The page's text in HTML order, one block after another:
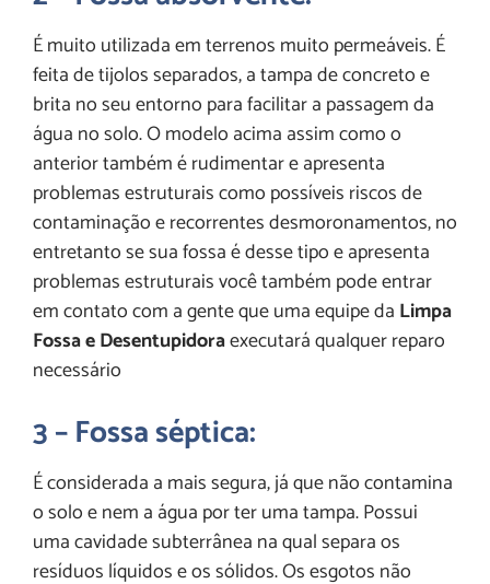
É muito utilizada em terrenos muito permeáveis. É
feita de tijolos separados, a tampa de concreto e
brita no seu entorno para facilitar a passagem da
água no solo. O modelo acima assim como o
anterior também é rudimentar e apresenta
problemas estruturais como possíveis riscos de
contaminação e recorrentes desmoronamentos, no
entretanto se sua fossa é desse tipo e apresenta
problemas estruturais você também pode entrar
em contato com a gente que uma equipe da Limpa
Fossa e Desentupidoraexecutará qualquer reparo
necessário
3 – Fossa séptica:
É considerada a mais segura, já que não contamina
o solo e nem a água por ter uma tampa. Possui
uma cavidade subterrânea na qual separa os
resíduos líquidos e os sólidos. Os esgotos não